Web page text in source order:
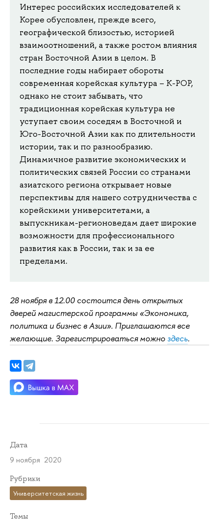
Интерес российских исследователей к
Корее обусловлен, прежде всего,
географической близостью, историей
взаимоотношений, а также ростом влияния
стран Восточной Азии в целом. В
последние годы набирает обороты
современная корейская культура – K-POP,
однако не стоит забывать, что
традиционная корейская культура не
уступает своим соседям в Восточной и
Юго-Восточной Азии как по длительности
истории, так и по разнообразию.
Динамичное развитие экономических и
политических связей России со странами
азиатского региона открывает новые
перспективы для нашего сотрудничества с
корейскими университетами, а
выпускникам-регионоведам дает широкие
возможности для профессионального
развития как в России, так и за ее
пределами.
28 ноября в 12.00 состоится день открытых
дверей магистерской программы «Экономика,
политика и бизнес в Азии». Приглашаются все
желающие. Зарегистрироваться можно здесь.
Дата
9 ноября 2020
Рубрики
Университетская жизнь
Темы